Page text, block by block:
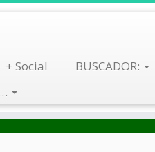
+ Social BUSCADOR: